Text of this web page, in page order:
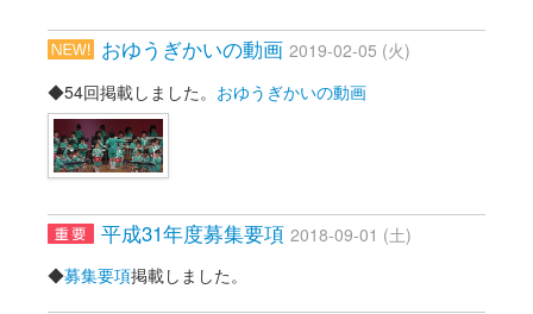
おゆうぎかいの動画 2019-02-05 (火)
◆54回掲載しました。 おゆうぎかいの動画
平成31年度募集要項 2018-09-01 (土)
◆募集要項掲載しました。